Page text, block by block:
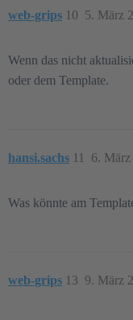
web-grips 5. März
10
Wenn das nicht
oder dem Template.
hansi.sachs 6.
11
Was könnte am
web-grips 9. März
13